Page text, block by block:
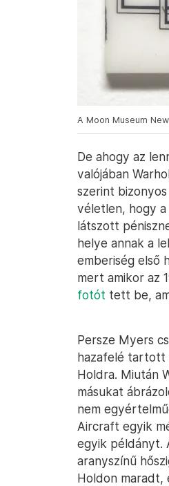
A Moon Museum
De ahogy az
valójában
szerint
véletlen, hogy
látszott
helye annak a
emberiség első
mert amikor az
fotót tett be,
Persze Myers
hazafelé tartott
Holdra. Miután
másukat
nem
Aircraft egyik
egyik példányt.
aranyszínű
Holdon maradt,